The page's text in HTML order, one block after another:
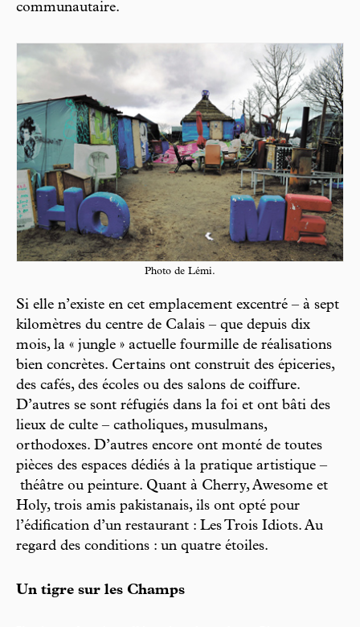
communautaire.
Photo de Lémi.
Si elle n’existe en cet emplacement excentré – à sept
kilomètres du centre de Calais – que depuis dix
mois, la « jungle » actuelle fourmille de réalisations
bien concrètes. Certains ont construit des épiceries,
des cafés, des écoles ou des salons de coiffure.
D’autres se sont réfugiés dans la foi et ont bâti des
lieux de culte – catholiques, musulmans,
orthodoxes. D’autres encore ont monté de toutes
pièces des espaces dédiés à la pratique artistique –
théâtre ou peinture. Quant à Cherry, Awesome et
Holy, trois amis pakistanais, ils ont opté pour
l’édification d’un restaurant : Les Trois Idiots. Au
regard des conditions : un quatre étoiles.
Un tigre sur les Champs